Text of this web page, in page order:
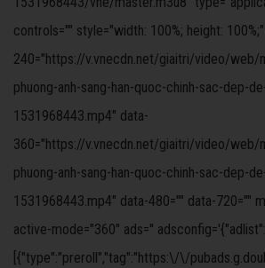
controls="" style="width: 100%; height:
240="https://v.vnecdn.net/giaitri/video/
phuong-anh-sang-han-quoc-chinh-sac-dep-
1531968443.mp4" data-
360="https://v.vnecdn.net/giaitri/video/
phuong-anh-sang-han-quoc-chinh-sac-dep-
1531968443.mp4" data-480="" data-720=""
active-mode="360" ads='' adsconfig='{"adlist":
[{"type":"preroll","tag":"https:\/\/